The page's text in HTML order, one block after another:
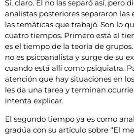
Sí, claro. Él no las separó así, pero
analistas posteriores separaron
las temáticas que trabajó. Son lo
cuatro tiempos. Primero está el
es el tiempo de la teoría de
no es psicoanalista y surge de su
cuando está allí como psiquiatra.
atención que hay situaciones en
les da una tarea y terminan
intenta explicar.
El segundo tiempo ya es como
gradúa con su artículo sobre “El